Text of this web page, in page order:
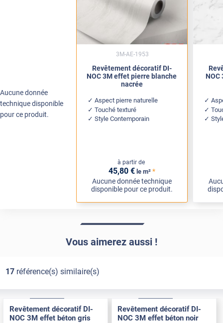
Aucune donnée
technique disponible
pour ce produit.
Revêtement décoratif DI-
NOC 3M effet pierre blanche
nacrée
Aspect pierre naturelle
Touché texturé
Style Contemporain
à partir de
45,80 € le m² *
Aucune donnée technique
disponible pour ce produit.
3M-AE-1953
Vous aimerez aussi !
17référence(s) similaire(s)
Revêtement décoratif DI-
NOC 3M effet béton gris
Revêtement décoratif DI-
NOC 3M effet béton noir